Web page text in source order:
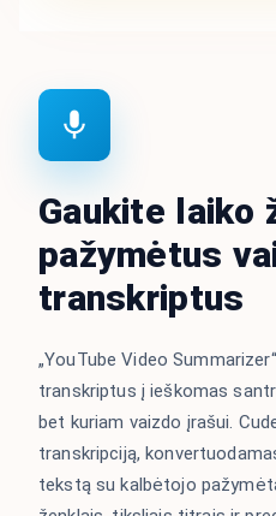
Gaukite laiko
pažymėtus
transkriptus
„YouTube Video
transkriptus į ieškomas
bet kuriam vaizdo įrašui.
transkripciją,
tekstą su kalbėtojo